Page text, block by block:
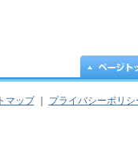
マップ｜ プライバシーポリシ